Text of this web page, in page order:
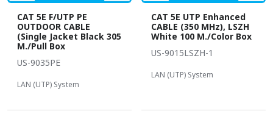
CAT 5E F/UTP PE
OUTDOOR CABLE
(Single Jacket Black 305
M./Pull Box
US-9035PE
LAN (UTP) System
CAT 5E UTP Enhanced
CABLE (350 MHz), LSZH
White 100 M./Color Box
US-9015LSZH-1
LAN (UTP) System